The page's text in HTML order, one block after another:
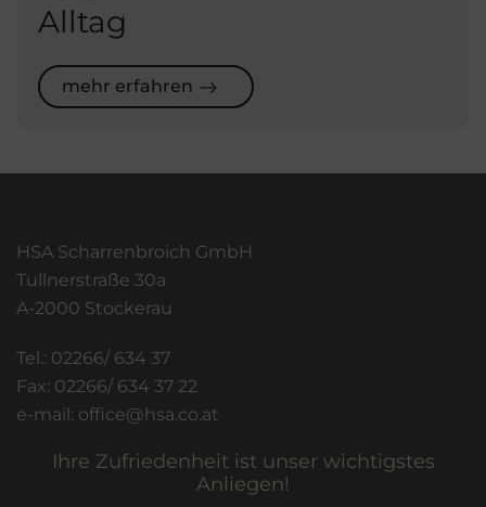
Alltag
mehr erfahren
HSA Scharrenbroich GmbH
Tullnerstraße 30a
A-2000 Stockerau
Tel.: 02266/ 634 37
Fax: 02266/ 634 37 22
e-mail: office@hsa.co.at
Ihre Zufriedenheit ist unser wichtigstes
Anliegen!